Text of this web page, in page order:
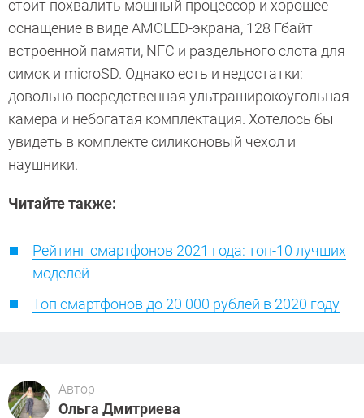
стоит похвалить мощный процессор и хорошее
оснащение в виде AMOLED-экрана, 128 Гбайт
встроенной памяти, NFC и раздельного слота для
симок и microSD. Однако есть и недостатки:
довольно посредственная ультраширокоугольная
камера и небогатая комплектация. Хотелось бы
увидеть в комплекте силиконовый чехол и
наушники.
Читайте также:
Рейтинг смартфонов 2021 года: топ-10 лучших
моделей
Топ смартфонов до 20 000 рублей в 2020 году
Автор
Ольга Дмитриева